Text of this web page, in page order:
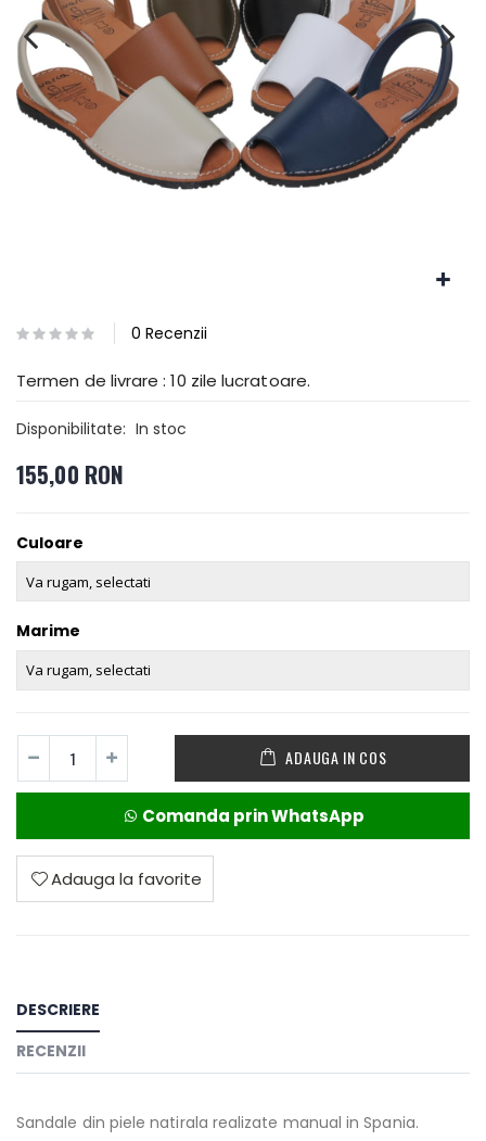
0 Recenzii
Termen de livrare : 10 zile lucratoare.
Disponibilitate: In stoc
155,00 RON
Culoare
Marime
ADAUGA IN COS
Comanda prin WhatsApp
Adauga la favorite
DESCRIERE
RECENZII
Sandale din piele natirala realizate manual in Spania.